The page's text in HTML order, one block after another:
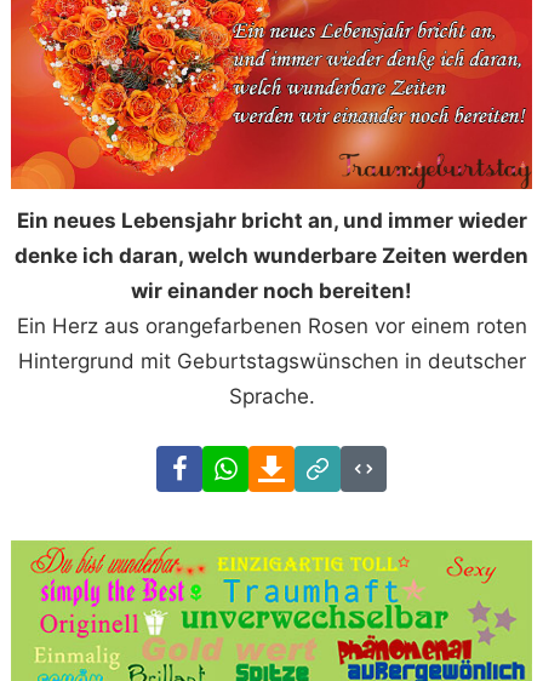
Ein neues Lebensjahr bricht an, und immer wieder
denke ich daran, welch wunderbare Zeiten werden
wir einander noch bereiten!
Ein Herz aus orangefarbenen Rosen vor einem roten
Hintergrund mit Geburtstagswünschen in deutscher
Sprache.
FacebookWhatsAppDownload
Link
Code